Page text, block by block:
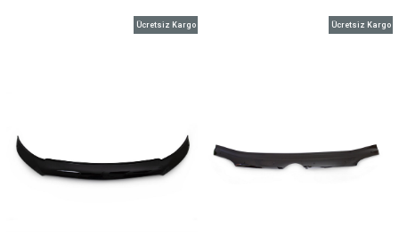
Ücretsiz Kargo Ücretsiz Kargo